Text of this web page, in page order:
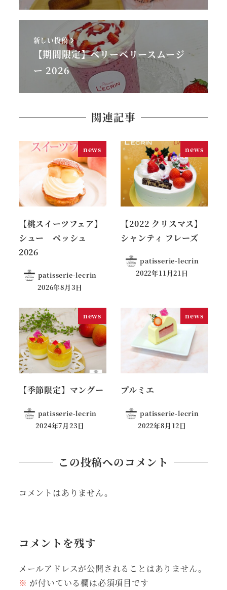
新しい投稿
【期間限定】ベリーベリースムージ
ー 2026
関連記事
news
【桃スイーツフェア】
シュー ペッシュ
2026
patisserie-lecrin
2026年8月3日
news
【2022 クリスマス】
シャンティ フレーズ
patisserie-lecrin
2022年11月21日
news
【季節限定】マングー
patisserie-lecrin
2024年7月23日
news
プルミエ
patisserie-lecrin
2022年8月12日
この投稿へのコメント
コメントはありません。
コメントを残す
メールアドレスが公開されることはありません。
※ が付いている欄は必須項目です